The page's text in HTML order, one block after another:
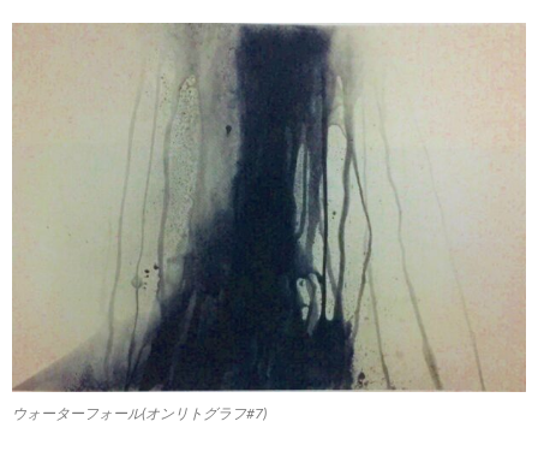
ウォーターフォール(オンリトグラフ#7)